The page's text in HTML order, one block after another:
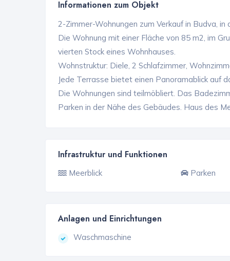
Informationen zum Objekt
2-Zimmer-Wohnungen zum Verkauf in Budva, in
Die Wohnung mit einer Fläche von 85 m2, im
vierten Stock eines Wohnhauses.
Wohnstruktur: Diele, 2 Schlafzimmer,
Jede Terrasse bietet einen Panoramablick auf
Die Wohnungen sind teilmöbliert. Das
Parken in der Nähe des Gebäudes. Haus des
Infrastruktur und Funktionen
Meerblick Parken
Anlagen und Einrichtungen
Waschmaschine